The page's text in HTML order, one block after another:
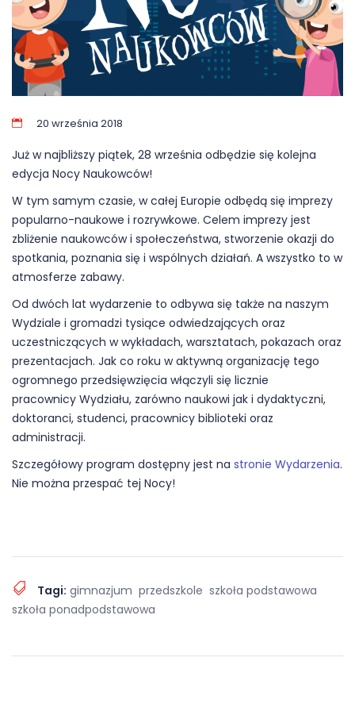
20 września 2018
Już w najbliższy piątek, 28 września odbędzie się kolejna
edycja Nocy Naukowców!
W tym samym czasie, w całej Europie odbędą się imprezy
popularno-naukowe i rozrywkowe. Celem imprezy jest
zbliżenie naukowców i społeczeństwa, stworzenie okazji do
spotkania, poznania się i wspólnych działań. A wszystko to w
atmosferze zabawy.
Od dwóch lat wydarzenie to odbywa się także na naszym
Wydziale i gromadzi tysiące odwiedzających oraz
uczestniczących w wykładach, warsztatach, pokazach oraz
prezentacjach. Jak co roku w aktywną organizację tego
ogromnego przedsięwzięcia włączyli się licznie
pracownicy Wydziału, zarówno naukowi jak i dydaktyczni,
doktoranci, studenci, pracownicy biblioteki oraz
administracji.
Szczegółowy program dostępny jest na stronie Wydarzenia.
Nie można przespać tej Nocy!
Tagi: gimnazjum przedszkole szkoła podstawowa
szkoła ponadpodstawowa